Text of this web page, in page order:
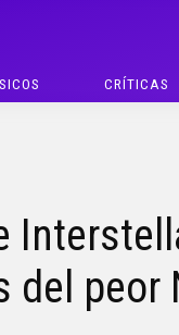
CRÍTICAS
del peor